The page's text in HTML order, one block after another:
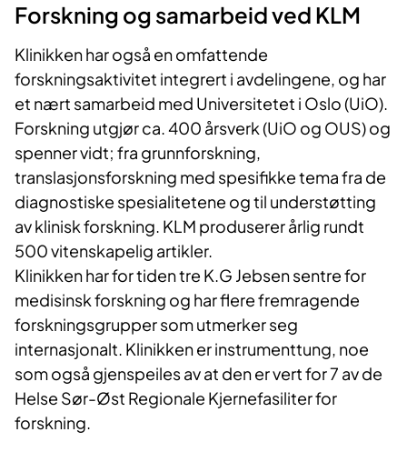
Forskning og samarbeid ved KLM
Klinikken har også en omfattende
forskningsaktivitet integrert i avdelingene, og har
et nært samarbeid med Universitetet i Oslo (UiO).
Forskning utgjør ca. 400 årsverk (UiO og OUS) og
spenner vidt; fra grunnforskning,
translasjonsforskning med spesifikke tema fra de
diagnostiske spesialitetene og til understøtting
av klinisk forskning. KLM produserer årlig rundt
500 vitenskapelig artikler.
Klinikken har for tiden tre K.G Jebsen sentre for
medisinsk forskning og har flere fremragende
forskningsgrupper som utmerker seg
internasjonalt. Klinikken er instrumenttung, noe
som også gjenspeiles av at den er vert for 7 av de
Helse Sør-Øst Regionale Kjernefasiliter for
forskning.